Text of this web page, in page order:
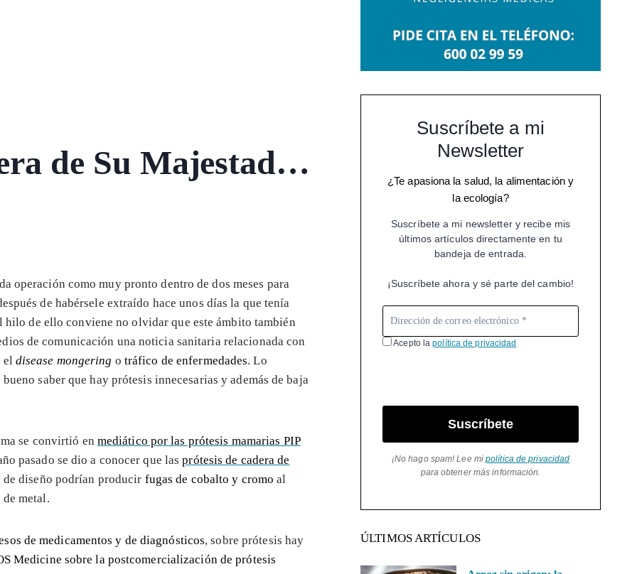
de Su Majestad…
operación como muy pronto dentro de dos meses para
de habérsele extraído hace unos días la que tenía
hilo de ello conviene no olvidar que este ámbito también
de comunicación una noticia sanitaria relacionada con
el disease mongering o tráfico de enfermedades. Lo
saber que hay prótesis innecesarias y además de baja
se convirtió en mediático por las prótesis mamarias PIP
pasado se dio a conocer que lasprótesis de cadera de
de diseño podrían producir fugas de cobalto y cromo al
metal.
de medicamentos y de diagnósticos, sobre prótesis hay
Medicine sobre la postcomercialización de prótesis
Suscríbete a mi
Newsletter
¿Te apasiona la salud, la alimentación y
la ecología?
Suscríbete a mi newsletter y recibe mis
últimos artículos directamente en tu
bandeja de entrada.
¡Suscríbete ahora y sé parte del cambio!
Acepto lapolítica de privacidad
Suscríbete
¡No hago spam! Lee mipolítica de privacidad
para obtener más información.
ÚLTIMOS ARTÍCULOS